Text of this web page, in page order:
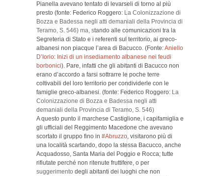
Pianella avevano tentato di levarseli di torno al più
presto (fonte: Federico Roggero: La Colonizzazione di
Bozza e Badessa negli atti demaniali della Provincia di
Teramo, S. 546) ma, stando alle comunicazioni tra la
Segreteria di Stato e i referenti sul territorio, ai greco-
albanesi non piacque l’area di Bacucco. (Fonte:Aniello
D’Iorio: Inizi di un insediamento albanese nei feudi
borbonici). Pare, infatti che gli abitanti di Bacucco non
erano d’accordo a farsi sottrarre le poche terre
coltivabili del loro territorio per condividerle con le
famiglie greco-albanesi. (fonte: Federico Roggero: La
Colonizzazione di Bozza e Badessa negli atti
demaniali della Provincia di Teramo, S. 546)
A questo punto il marchese Castiglione, i capifamiglia e
gli ufficiali del Reggimento Macedone che avevano
scortato il gruppo fino in #Abruzzo, visitarono più di
una località scartando, dopo la stessa Bacucco, anche
Acquadosso, Santa Maria del Poggio e Rocca; tutte
rifiutate perché non ritenute fruttifere, o per
suggerimento degli abitanti dei luoghi che non